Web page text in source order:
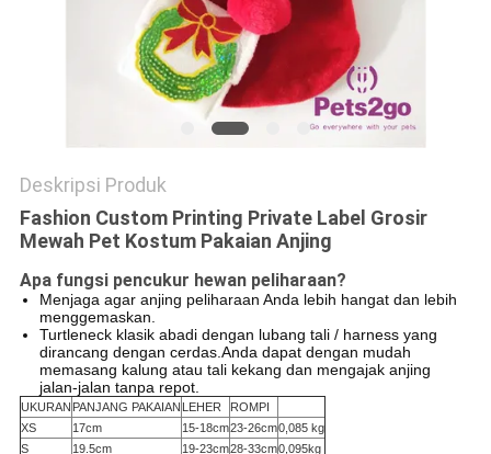
Deskripsi Produk
Fashion Custom Printing Private Label Grosir
Mewah Pet Kostum Pakaian Anjing
Apa fungsi pencukur hewan peliharaan?
Menjaga agar anjing peliharaan Anda lebih hangat dan lebih
menggemaskan.
Turtleneck klasik abadi dengan lubang tali / harness yang
dirancang dengan cerdas.Anda dapat dengan mudah
memasang kalung atau tali kekang dan mengajak anjing
jalan-jalan tanpa repot.
UKURAN PANJANG PAKAIAN LEHER
ROMPI
XS
17cm 15-18cm23-26cm0,085 kg
S
19.5cm 19-23cm28-33cm0,095kg